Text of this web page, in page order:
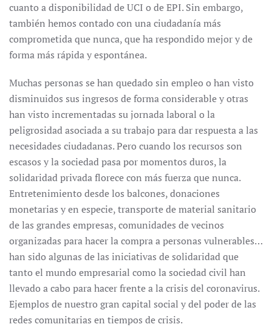
cuanto a disponibilidad de UCI o de EPI. Sin embargo,
también hemos contado con una ciudadanía más
comprometida que nunca, que ha respondido mejor y de
forma más rápida y espontánea.
Muchas personas se han quedado sin empleo o han visto
disminuidos sus ingresos de forma considerable y otras
han visto incrementadas su jornada laboral o la
peligrosidad asociada a su trabajo para dar respuesta a las
necesidades ciudadanas. Pero cuando los recursos son
escasos y la sociedad pasa por momentos duros, la
solidaridad privada florece con más fuerza que nunca.
Entretenimiento desde los balcones, donaciones
monetarias y en especie, transporte de material sanitario
de las grandes empresas, comunidades de vecinos
organizadas para hacer la compra a personas vulnerables…
han sido algunas de las iniciativas de solidaridad que
tanto el mundo empresarial como la sociedad civil han
llevado a cabo para hacer frente a la crisis del coronavirus.
Ejemplos de nuestro gran capital social y del poder de las
redes comunitarias en tiempos de crisis.